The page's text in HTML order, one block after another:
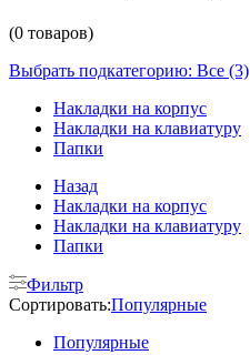
(0 товаров)
Выбрать подкатегорию: Все (3)
Накладки на корпус
Накладки на клавиатуру
Папки
Назад
Накладки на корпус
Накладки на клавиатуру
Папки
Фильтр
Сортировать:Популярные
Популярные